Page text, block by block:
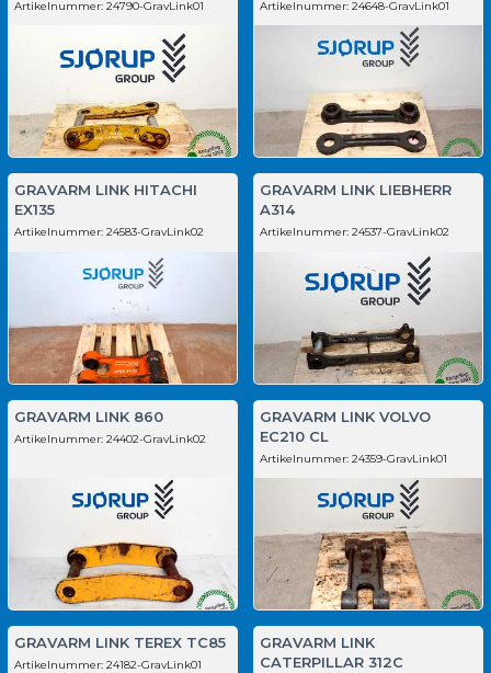
Artikelnummer: 24790-GravLink01 Artikelnummer: 24648-GravLink01
GRAVARM LINK HITACHI
EX135
Artikelnummer: 24583-GravLink02
GRAVARM LINK LIEBHERR
A314
Artikelnummer: 24537-GravLink02
GRAVARM LINK 860
Artikelnummer: 24402-GravLink02
GRAVARM LINK VOLVO
EC210 CL
Artikelnummer: 24359-GravLink01
GRAVARM LINK TEREX TC85
Artikelnummer: 24182-GravLink01
GRAVARM LINK
CATERPILLAR 312C